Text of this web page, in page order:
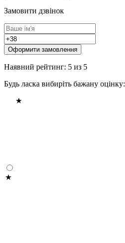
Замовити дзвінок
Оформити замовлення
Наявний рейтинг: 5 из 5
Будь ласка вибиріть бажану оцінку: